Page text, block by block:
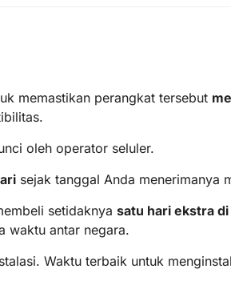
memastikan perangkat tersebut
oleh operator seluler.
sejak tanggal Anda menerimanya
setidaknya satu hari ekstra
waktu antar negara.
Waktu terbaik untuk